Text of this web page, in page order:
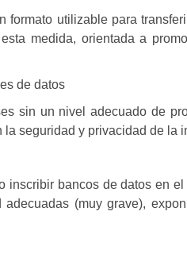
formato utilizable para
medida, orientada a
de datos
sin un nivel adecuado de
seguridad y privacidad de la
inscribir bancos de datos en
(muy grave),